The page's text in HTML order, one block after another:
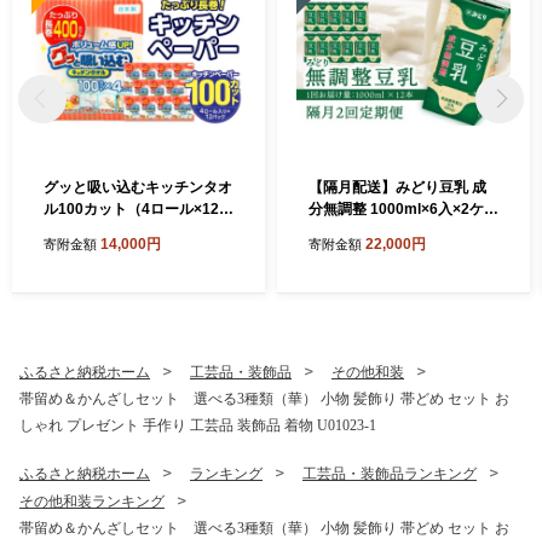
グッと吸い込むキッチンタオ
ル100カット（4ロール×12パ
用品 消耗品 大容量 吸収力 破
寄附金額 14,000円
【隔月配送】みどり豆乳 成
分無調整 1000ml×6入×2ケー
定期便 飲料 豆乳 成分無調整
寄附金額 22,000円
ふるさと納税ホーム 工芸品・装飾品
その他和装
帯留め＆かんざしセット 選べる3種類（華） 小物 髪飾り 帯どめ セット お
しゃれ プレゼント 手作り 工芸品 装飾品 着物 U01023-1
ふるさと納税ホーム ランキング
工芸品・装飾品ランキング
その他和装ランキング
帯留め＆かんざしセット 選べる3種類（華） 小物 髪飾り 帯どめ セット お